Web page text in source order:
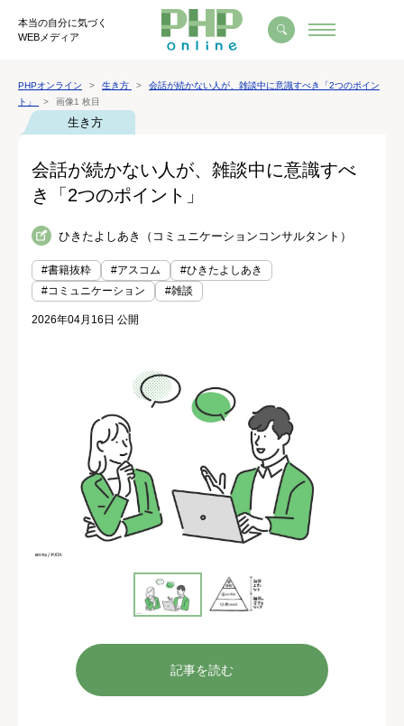
本当の自分に気づく
WEBメディア
PHPオンライン 生き方
会話が続かない人が、雑談中に意識すべき「2つのポイン
ト」
画像1 枚目
生き方
会話が続かない人が、雑談中に意識すべ
き「2つのポイント」
ひきたよしあき（コミュニケーションコンサルタント）
#書籍抜粋 #アスコム
#ひきたよしあき
#コミュニケーション
#雑談
2026年04月16日 公開
記事を読む